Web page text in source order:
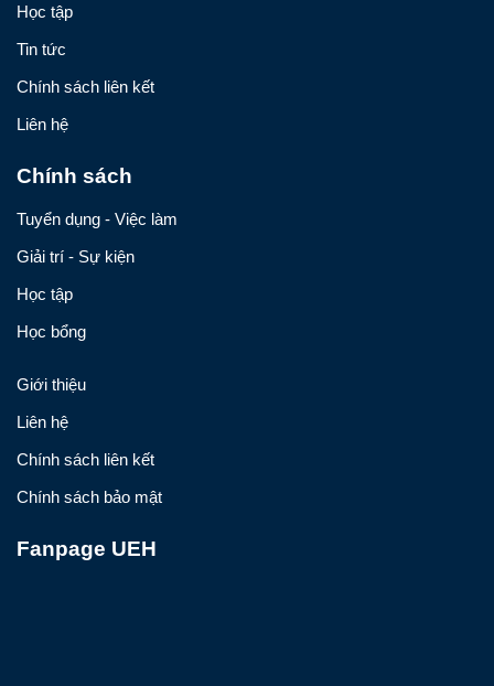
Học tập
Tin tức
Chính sách liên kết
Liên hệ
Chính sách
Tuyển dụng - Việc làm
Giải trí - Sự kiện
Học tập
Học bổng
Giới thiệu
Liên hệ
Chính sách liên kết
Chính sách bảo mật
Fanpage UEH